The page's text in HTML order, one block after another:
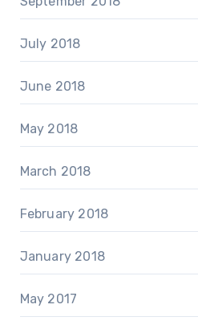
July 2018
June 2018
May 2018
March 2018
February 2018
January 2018
May 2017